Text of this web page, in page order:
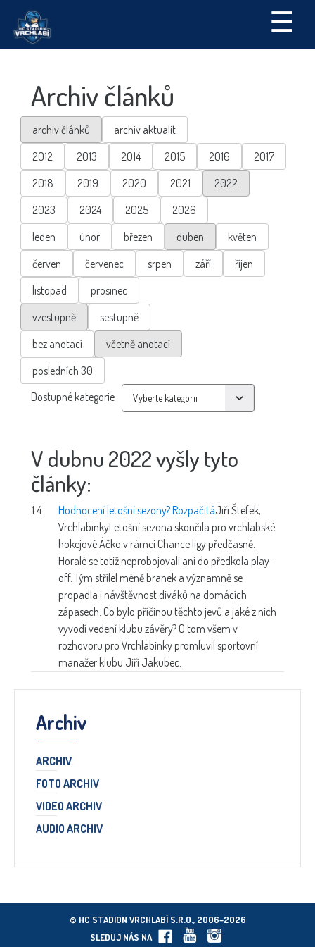
☰
Archiv článků
archiv článků
archiv aktualit
2012
2013 2014 2015 2016
2017
2018
2019 2020 2021
2022
2023
2024 2025
2026
leden
únor březen duben
květen
červen
červenec srpen září
říjen
listopad
prosinec
vzestupně
sestupně
bez anotací
včetně anotací
posledních 30
Dostupné kategorie
V dubnu 2022 vyšly tyto
články:
1.4. Hodnocení letošní sezony? RozpačitáJiří Štefek,
VrchlabinkyLetošní sezona skončila pro vrchlabské
hokejové Áčko v rámci Chance ligy předčasně.
Horalé se totiž neprobojovali ani do předkola play-
off. Tým střílel méně branek a významně se
propadla i návštěvnost diváků na domácích
zápasech. Co bylo příčinou těchto jevů a jaké z nich
vyvodí vedení klubu závěry? O tom všem v
rozhovoru pro Vrchlabinky promluvil sportovní
manažer klubu Jiří Jakubec.
Archiv
ARCHIV
FOTO ARCHIV
VIDEO ARCHIV
AUDIO ARCHIV
© HC STADION VRCHLABÍ S.R.O., 2006–2026
SLEDUJ NÁS NA